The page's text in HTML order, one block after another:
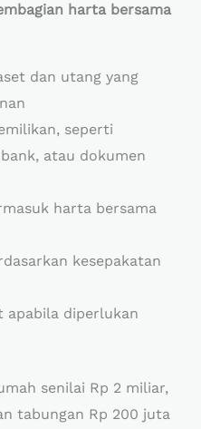
harta bersama
dan utang yang
seperti
atau dokumen
harta bersama
kesepakatan
apabila diperlukan
senilai Rp 2 miliar,
tabungan Rp 200 juta